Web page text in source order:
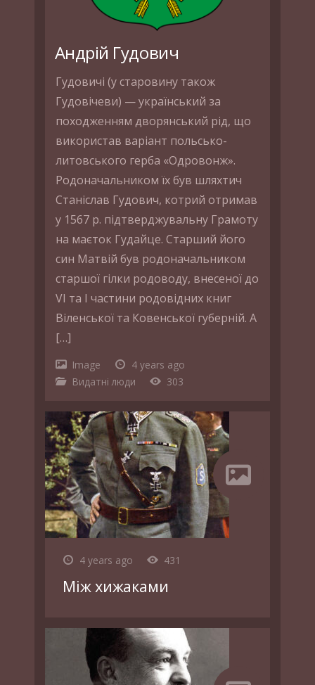
Андрій Гудович
Гудовичі (у старовину також
Гудовічеви) — український за
походженням дворянський рід, що
використав варіант польсько-
литовського герба «Одровонж».
Родоначальником їх був шляхтич
Станіслав Гудович, котрий отримав
у 1567 р. підтверджувальну Грамоту
на маєток Гудайце. Старший його
син Матвій був родоначальником
старшої гілки родоводу, внесеної до
VI та I частини родовідних книг
Віленської та Ковенської губерній. А
[…]
Image
4 years ago
Видатні люди
303
4 years ago 431
Між хижаками